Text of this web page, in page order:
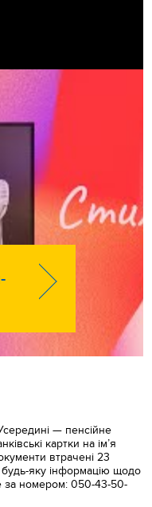
— пенсійне
картки на ім’я
втрачені 23
яку інформацію щодо
за номером: 050-43-50-